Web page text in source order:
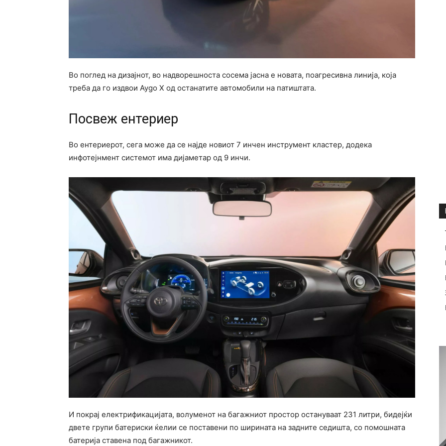
Во поглед на дизајнот, во надворешноста сосема јасна е новата, поагресивна линија, која
треба да го издвои Aygo X од останатите автомобили на патиштата.
Посвеж ентериер
Во ентериерот, сега може да се најде новиот 7 инчен инструмент кластер, додека
инфотејнмент системот има дијаметар од 9 инчи.
И покрај електрификацијата, волуменот на багажниот простор остануваат 231 литри, бидејќи
двете групи батериски ќелии се поставени по ширината на задните седишта, со помошната
батерија ставена под багажникот.